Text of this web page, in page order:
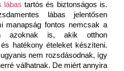
lábas tartós és biztonságos is.
lábas jelentősen
manapság fontos nemcsak a
azoknak is, akik otthon
hatékony ételeket készíteni.
nem rozsdásodnak, így
válhatnak. De miért annyira